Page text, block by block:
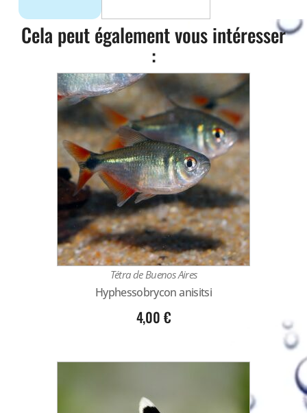
Cela peut également vous intéresser
:
Tétra de Buenos Aires
Hyphessobrycon anisitsi
4,00 €